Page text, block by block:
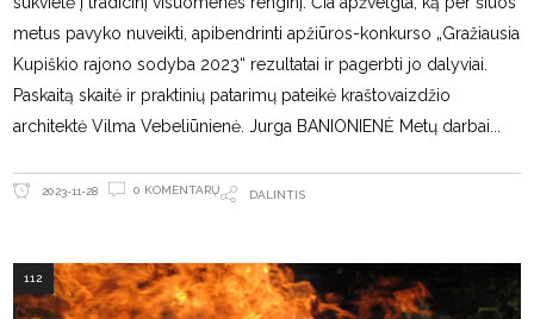
metus pavyko nuveikti, apibendrinti apžiūros-konkurso „Gražiausia
Kupiškio rajono sodyba 2023“ rezultatai ir pagerbti jo dalyviai.
Paskaitą skaitė ir praktinių patarimų pateikė kraštovaizdžio
architektė Vilma Vebeliūnienė. Jurga BANIONIENĖ Metų darbai
2023-11-28 0 KOMENTARŲ DALINTIS
112